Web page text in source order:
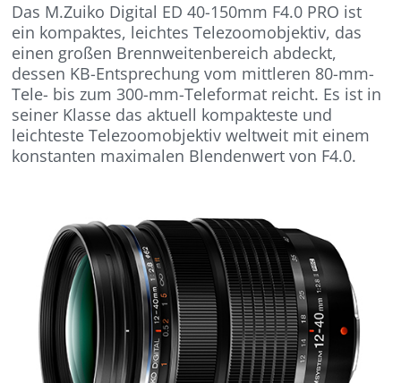
Das M.Zuiko Digital ED 40-150mm F4.0 PRO ist
ein kompaktes, leichtes Telezoomobjektiv, das
einen großen Brennweitenbereich abdeckt,
dessen KB-Entsprechung vom mittleren 80-mm-
Tele- bis zum 300-mm-Teleformat reicht. Es ist in
seiner Klasse das aktuell kompakteste und
leichteste Telezoomobjektiv weltweit mit einem
konstanten maximalen Blendenwert von F4.0.